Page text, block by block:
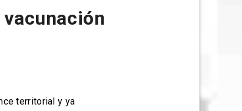
territorial y ya